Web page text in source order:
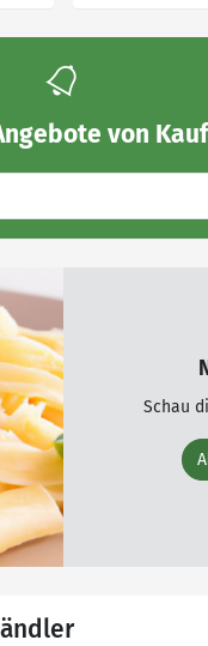
von
Schau